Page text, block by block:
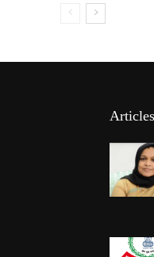
Articles